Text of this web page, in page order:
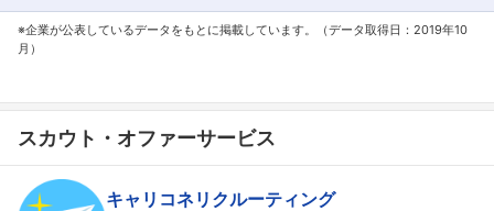
※企業が公表しているデータをもとに掲載しています。（データ取得日：2019年10
月）
スカウト・オファーサービス
キャリコネリクルーティング